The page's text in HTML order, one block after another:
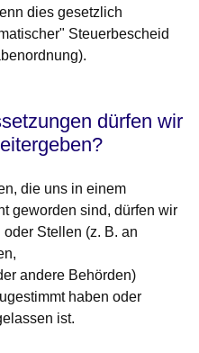
dies gesetzlich
Steuerbescheid
dürfen wir
die uns in einem
geworden sind, dürfen wir
Stellen (z. B. an
andere Behörden)
haben oder
ist.